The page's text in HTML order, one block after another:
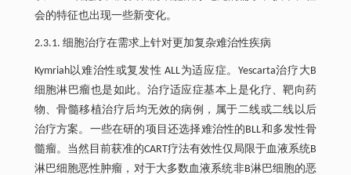
会的特征也出现一些新变化。
2.3.1. 细胞治疗在需求上针对更加复杂难治性疾病
Kymriah以难治性或复发性 ALL为适应症。Yescarta治疗大B
细胞淋巴瘤也是如此。治疗适应症基本上是化疗、靶向药
物、骨髓移植治疗后均无效的病例，属于二线或二线以后
治疗方案。一些在研的项目还选择难治性的BLL和多发性骨
髓瘤。当然目前获准的CART疗法有效性仅局限于血液系统B
淋巴细胞恶性肿瘤，对于大多数血液系统非B淋巴细胞的恶